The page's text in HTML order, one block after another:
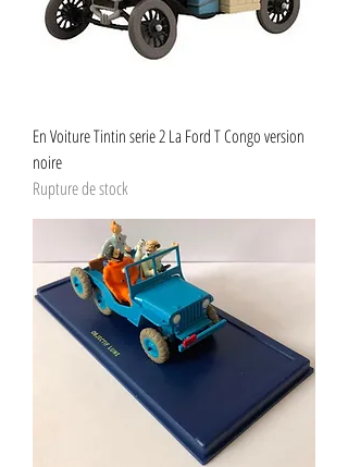
En Voiture Tintin serie 2 La Ford T Congo version
noire
Rupture de stock